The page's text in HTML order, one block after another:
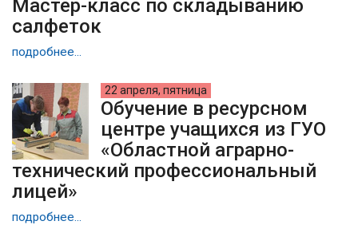
Мастер-класс по складыванию
салфеток
подробнее...
22 апреля, пятница
Обучение в ресурсном
центре учащихся из ГУО
«Областной аграрно-
технический профессиональный
лицей»
подробнее...